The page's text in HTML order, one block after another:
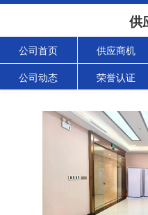
供
公司首页 供应商机
公司动态 荣誉认证